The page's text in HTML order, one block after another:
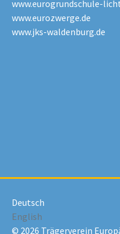
www.eurogrundschule-
www.eurozwerge.de
www.jks-waldenburg.de
Deutsch
English
© 2026 Trägerverein